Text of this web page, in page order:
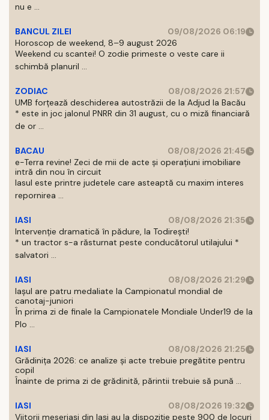
nu e ...
BANCUL ZILEI
09/08/2026 06:19
Horoscop de weekend, 8–9 august 2026
Weekend cu scantei! O zodie primeste o veste care ii
schimbă planuril ...
ZODIAC
08/08/2026 21:57
UMB forțează deschiderea autostrăzii de la Adjud la Bacău
* este in joc jalonul PNRR din 31 august, cu o miză financiară
de or ...
BACAU
08/08/2026 21:45
e-Terra revine! Zeci de mii de acte și operațiuni imobiliare
intră din nou în circuit
Iasul este printre judetele care asteaptă cu maxim interes
repornirea ...
IASI
08/08/2026 21:35
Intervenție dramatică în pădure, la Todirești!
* un tractor s-a răsturnat peste conducătorul utilajului *
salvatori ...
IASI
08/08/2026 21:29
Iaşul are patru medaliate la Campionatul mondial de
canotaj-juniori
În prima zi de finale la Campionatele Mondiale Under19 de la
Plo ...
IASI
08/08/2026 21:25
Grădinița 2026: ce analize și acte trebuie pregătite pentru
copil
Înainte de prima zi de grădinită, părintii trebuie să pună ...
IASI
08/08/2026 19:32
Viitorii meseriași din Iași au la dispoziție peste 900 de locuri